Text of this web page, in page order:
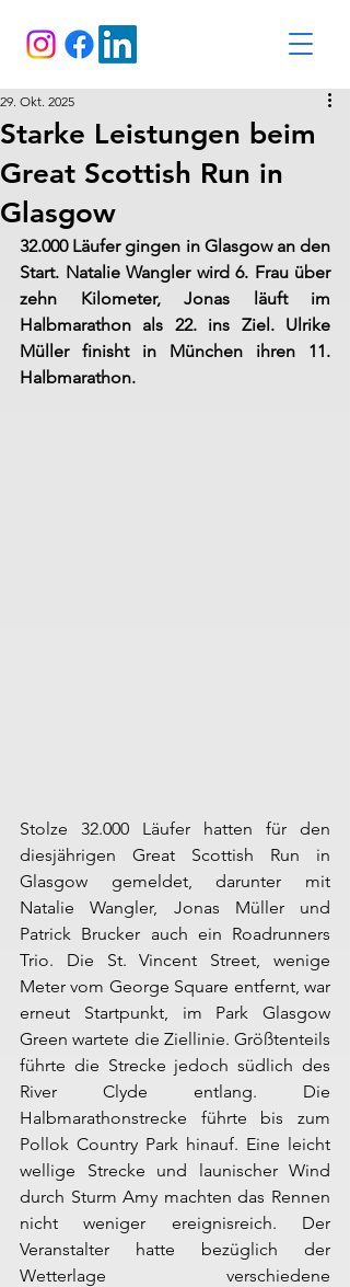
Starke Leistungen beim
Great Scottish Run in
Glasgow
29. Okt. 2025
32.000 Läufer gingen in Glasgow an den
Start. Natalie Wangler wird 6. Frau über
zehn Kilometer, Jonas läuft im
Halbmarathon als 22. ins Ziel. Ulrike
Müller finisht in München ihren 11.
Halbmarathon.
Stolze 32.000 Läufer hatten für den
diesjährigen Great Scottish Run in
Glasgow gemeldet, darunter mit
Natalie Wangler, Jonas Müller und
Patrick Brucker auch ein Roadrunners
Trio. Die St. Vincent Street, wenige
Meter vom George Square entfernt, war
erneut Startpunkt, im Park Glasgow
Green wartete die Ziellinie. Größtenteils
führte die Strecke jedoch südlich des
River Clyde entlang. Die
Halbmarathonstrecke führte bis zum
Pollok Country Park hinauf. Eine leicht
wellige Strecke und launischer Wind
durch Sturm Amy machten das Rennen
nicht weniger ereignisreich. Der
Veranstalter hatte bezüglich der
Wetterlage verschiedene